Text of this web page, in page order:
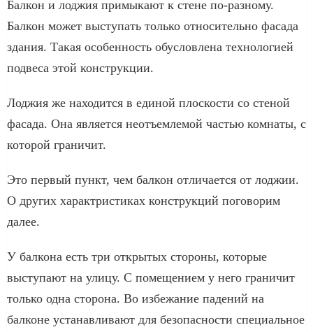
Балкон и лоджия примыкают к стене по-разному.
Балкон может выступать только относительно фасада
здания. Такая особенность обусловлена технологией
подвеса этой конструкции.
Лоджия же находится в единой плоскости со стеной
фасада. Она является неотъемлемой частью комнаты, с
которой граничит.
Это первый пункт, чем балкон отличается от лоджии.
О других характристиках конструкций поговорим
далее.
У балкона есть три открытых стороны, которые
выступают на улицу. С помещением у него граничит
только одна сторона. Во избежание падений на
балконе устанавливают для безопасности специальное